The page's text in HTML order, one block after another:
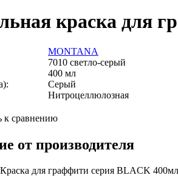
краска для
MONTANA
7010 светло-серый
400 мл
Серый
Нитроцеллюлозная
к сравнению
от производителя
для граффити серия BLACK 400мл